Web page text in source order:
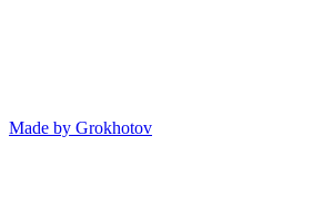
Made by Grokhotov